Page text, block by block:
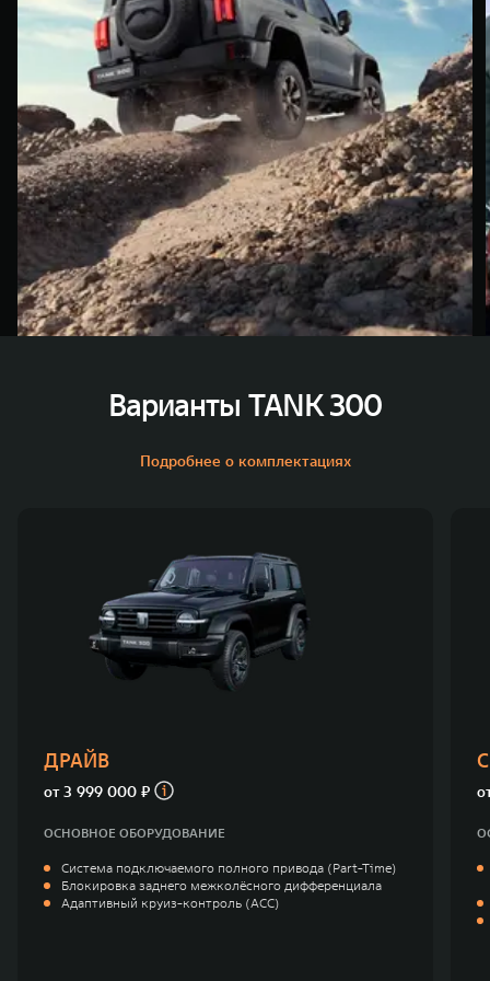
Варианты TANK 300
Подробнее о комплектациях
ДРАЙВ
от3 999 000 ₽
ОСНОВНОЕ ОБОРУДОВАНИЕ
Система подключаемого полного привода (Part-Time)
Блокировка заднего межколёсного дифференциала
Адаптивный круиз-контроль (ACC)